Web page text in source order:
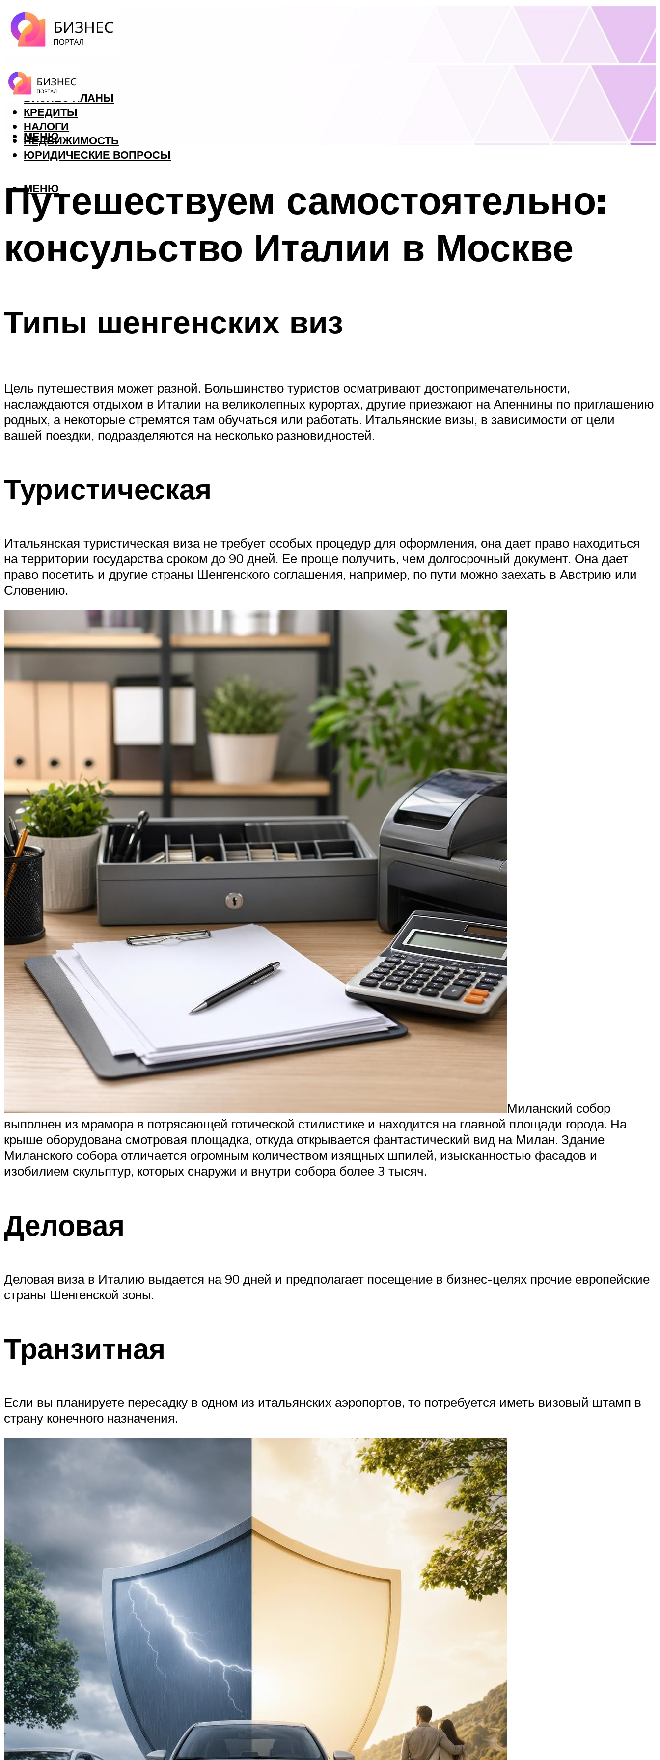
ФОРЕКС
БИЗНЕС ПЛАНЫ
КРЕДИТЫ
НАЛОГИ
НЕДВИЖИМОСТЬ
ЮРИДИЧЕСКИЕ ВОПРОСЫ
МЕНЮ
МЕНЮ
Путешествуем самостоятельно:
консульство Италии в Москве
Типы шенгенских виз
Цель путешествия может разной. Большинство туристов осматривают достопримечательности,
наслаждаются отдыхом в Италии на великолепных курортах, другие приезжают на Апеннины по приглашению
родных, а некоторые стремятся там обучаться или работать. Итальянские визы, в зависимости от цели
вашей поездки, подразделяются на несколько разновидностей.
Туристическая
Итальянская туристическая виза не требует особых процедур для оформления, она дает право находиться
на территории государства сроком до 90 дней. Ее проще получить, чем долгосрочный документ. Она дает
право посетить и другие страны Шенгенского соглашения, например, по пути можно заехать в Австрию или
Словению.
Миланский собор
выполнен из мрамора в потрясающей готической стилистике и находится на главной площади города. На
крыше оборудована смотровая площадка, откуда открывается фантастический вид на Милан. Здание
Миланского собора отличается огромным количеством изящных шпилей, изысканностью фасадов и
изобилием скульптур, которых снаружи и внутри собора более 3 тысяч.
Деловая
Деловая виза в Италию выдается на 90 дней и предполагает посещение в бизнес-целях прочие европейские
страны Шенгенской зоны.
Транзитная
Если вы планируете пересадку в одном из итальянских аэропортов, то потребуется иметь визовый штамп в
страну конечного назначения.